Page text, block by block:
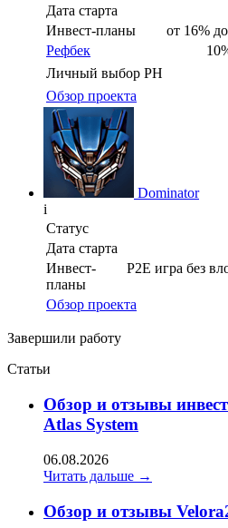
Дата старта
Инвест-планы
от 16%
Рефбек
Личный выбор PH
Обзор проекта
Dominator
i
Статус
Дата старта
Инвест-
планы
P2E игра без
Обзор проекта
Завершили работу
Статьи
Oбзор и отзывы
Atlas System
06.08.2026
Читать дальше →
Обзор и отзывы